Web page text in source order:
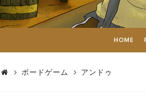
イ
ス
HOME
ボードゲーム アンドゥ